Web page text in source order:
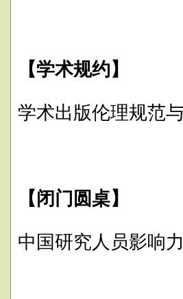
【学术规约】
学术出版伦理规范
【闭门圆桌】
中国研究人员影响